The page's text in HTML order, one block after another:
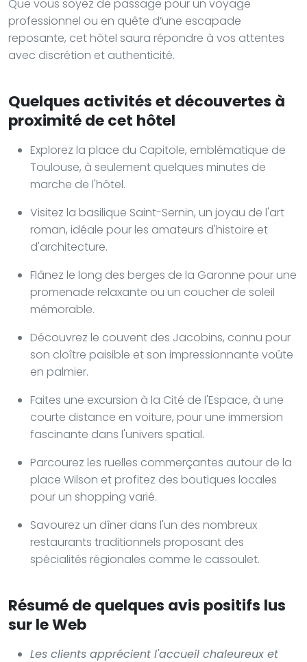
Que vous soyez de passage pour un voyage
professionnel ou en quête d’une escapade
reposante, cet hôtel saura répondre à vos attentes
avec discrétion et authenticité.
Quelques activités et découvertes à
proximité de cet hôtel
Explorez la place du Capitole, emblématique de
Toulouse, à seulement quelques minutes de
marche de l'hôtel.
Visitez la basilique Saint-Sernin, un joyau de l'art
roman, idéale pour les amateurs d'histoire et
d'architecture.
Flânez le long des berges de la Garonne pour une
promenade relaxante ou un coucher de soleil
mémorable.
Découvrez le couvent des Jacobins, connu pour
son cloître paisible et son impressionnante voûte
en palmier.
Faites une excursion à la Cité de l'Espace, à une
courte distance en voiture, pour une immersion
fascinante dans l'univers spatial.
Parcourez les ruelles commerçantes autour de la
place Wilson et profitez des boutiques locales
pour un shopping varié.
Savourez un dîner dans l'un des nombreux
restaurants traditionnels proposant des
spécialités régionales comme le cassoulet.
Résumé de quelques avis positifs lus
sur le Web
Les clients apprécient l'accueil chaleureux et